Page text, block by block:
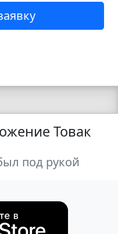
Товак
под рукой